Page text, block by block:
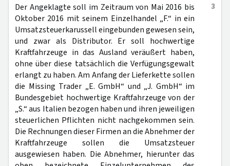
3
Der Angeklagte soll im Zeitraum von Mai 2016 bis
Oktober 2016 mit seinem Einzelhandel „F.“ in ein
Umsatzsteuerkarussell eingebunden gewesen sein,
und zwar als Distributor. Er soll hochwertige
Kraftfahrzeuge in das Ausland veräußert haben,
ohne über diese tatsächlich die Verfügungsgewalt
erlangt zu haben. Am Anfang der Lieferkette sollen
die Missing Trader „E. GmbH“ und „J. GmbH“ im
Bundesgebiet hochwertige Kraftfahrzeuge von der
„S.“ aus Italien bezogen haben und ihren jeweiligen
steuerlichen Pflichten nicht nachgekommen sein.
Die Rechnungen dieser Firmen an die Abnehmer der
Kraftfahrzeuge sollen die Umsatzsteuer
ausgewiesen haben. Die Abnehmer, hierunter das